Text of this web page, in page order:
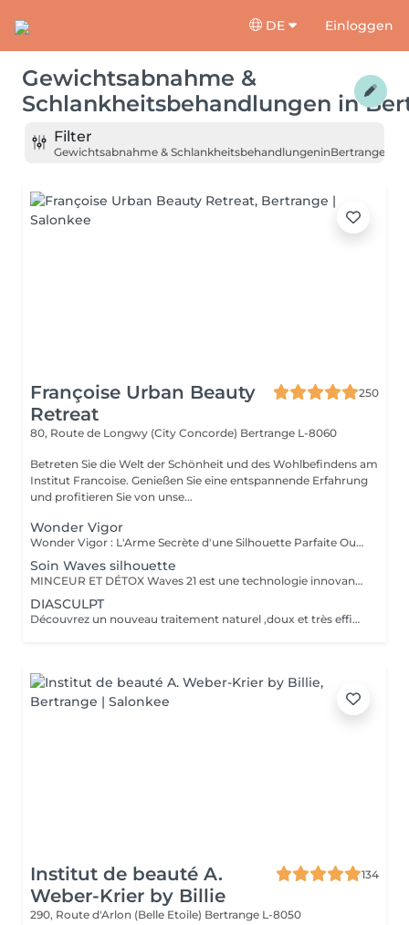
DE Einloggen
Gewichtsabnahme &
Schlankheitsbehandlungen in
Filter
Gewichtsabnahme & SchlankheitsbehandlungeninBertrange
Françoise Urban Beauty
Retreat
250
80, Route de Longwy (City Concorde) Bertrange L-8060
Betreten Sie die Welt der Schönheit und des Wohlbefindens am
Institut Francoise. Genießen Sie eine entspannende Erfahrung
und profitieren Sie von unse...
Wonder Vigor
Wonder Vigor : L'Arme Secrète d'une Silhouette Parfaite Oubliez les méthodes ordinaires. Wonder Vigor est la première et unique technologie au monde à fusionner thermogenèse intelligente et contraction musculaire hélicoïdale pour détruire la graisse et sculpter le corps avec une précision chirurgicale sans bistouri, sans douleur, sans compromis. Propulsé par Thermodexia, un brevet exclusif, ce système agit en profondeur pour des résultats visibles, mesurables, et inégalés. Une expérience ultra-confortable, des effets immédiats et durables parce que votre corps mérite l'excellence absolue. Exclusivement chez nous. Parce que le génie ne se partage pas. Prêt à transformer votre corps ? Venez vivre l'expérience Wonder Vigor.
Soin Waves silhouette
MINCEUR ET DÉTOX Waves 21 est une technologie innovante aux effets rééquilibrant , minceurs et détox permettant une action ciblée sur les différentes zones que l'on souhaite amincir. Grâce a l'association de électrostimulation des métamères en lien direct avec les organes , et d'un traitement par le froid intense , ce soin , relance le système lymphatique et veineux Les tissus sont détoxifiés en profondeur , la silhouette ré harmonisée , et les imperfections telle la cellulite , et la graisse abdominale sont visiblement réduites , dès la première séance .
DIASCULPT
Découvrez un nouveau traitement naturel ,doux et très efficace pour éliminer les surcharges graisseuses localisées : abdomen, hanches ,genoux , bras , fesses ,les résultats sont visibles immédiatement .Cette technique permet également de soigner la cellulite, et raffermir les zones relâchées en renforçant la fabrication d'un bon collagène.
Institut de beauté A.
Weber-Krier by Billie
134
290, Route d'Arlon (Belle Etoile) Bertrange L-8050